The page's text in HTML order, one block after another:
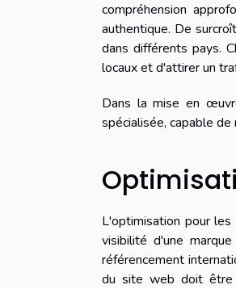
compréhension
authentique. De
dans différents pays.
locaux et d'attirer un
Dans la mise en
spécialisée, capable
L'optimisation pour
visibilité d'une
référencement
du site web doit être